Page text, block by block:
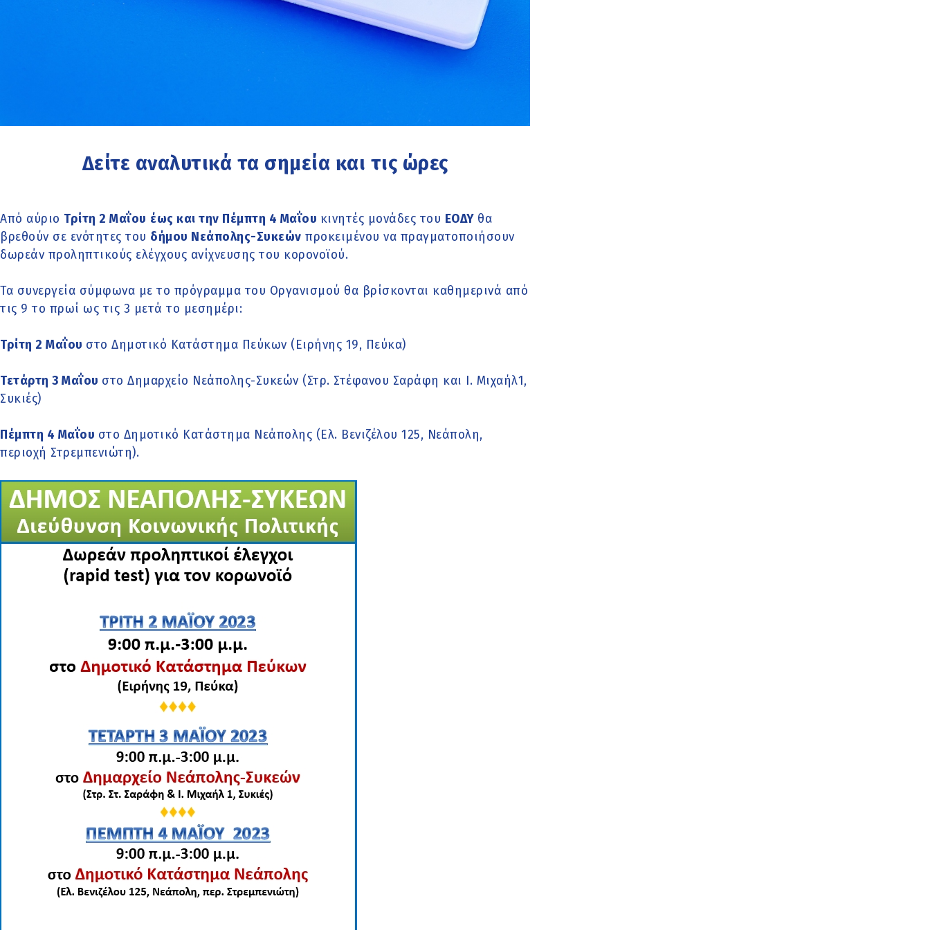
Δείτε αναλυτικά τα σημεία και τις ώρες
Από αύριο Τρίτη 2 Μαΐου έως και την Πέμπτη 4 Μαΐου κινητές μονάδες του ΕΟΔΥ θα
βρεθούν σε ενότητες του δήμου Νεάπολης-Συκεών προκειμένου να πραγματοποιήσουν
δωρεάν προληπτικούς ελέγχους ανίχνευσης του κορονοϊού.
Τα συνεργεία σύμφωνα με το πρόγραμμα του Οργανισμού θα βρίσκονται καθημερινά από
τις 9 το πρωί ως τις 3 μετά το μεσημέρι:
Τρίτη 2 Μαΐου στο Δημοτικό Κατάστημα Πεύκων (Ειρήνης 19, Πεύκα)
Τετάρτη 3 Μαΐου στο Δημαρχείο Νεάπολης-Συκεών (Στρ. Στέφανου Σαράφη και Ι. Μιχαήλ1,
Συκιές)
Πέμπτη 4 Μαΐου στο Δημοτικό Κατάστημα Νεάπολης (Ελ. Βενιζέλου 125, Νεάπολη,
περιοχή Στρεμπενιώτη).